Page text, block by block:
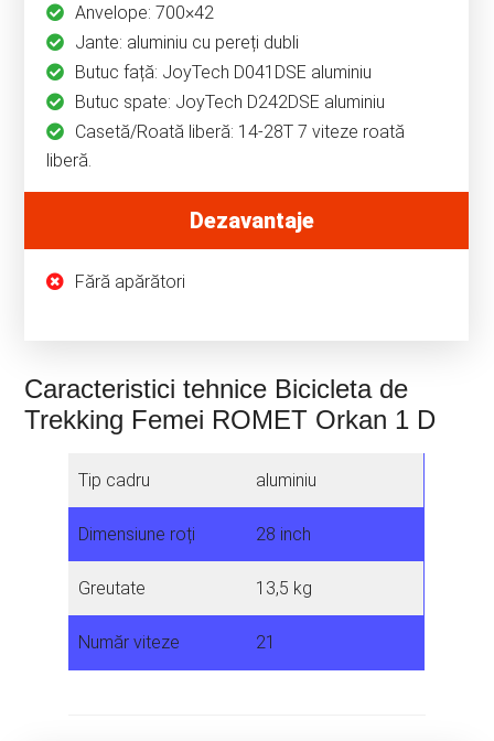
Anvelope: 700×42
Jante: aluminiu cu pereți dubli
Butuc față: JoyTech D041DSE aluminiu
Butuc spate: JoyTech D242DSE aluminiu
Casetă/Roată liberă: 14-28T 7 viteze roată
liberă.
Dezavantaje
Fără apărători
Caracteristici tehnice Bicicleta de
Trekking Femei ROMET Orkan 1 D
Tip cadru aluminiu
Dimensiune roți 28 inch
Greutate 13,5 kg
Număr viteze 21